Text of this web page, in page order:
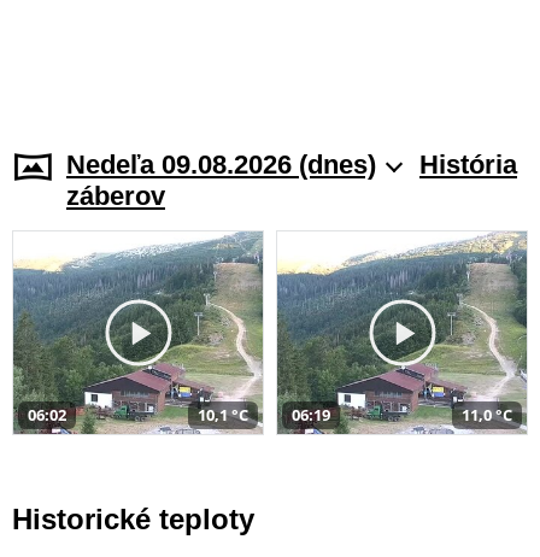
Nedeľa 09.08.2026 (dnes)
História
záberov
06:02 10,1 °C 06:19 11,0 °C
Historické teploty